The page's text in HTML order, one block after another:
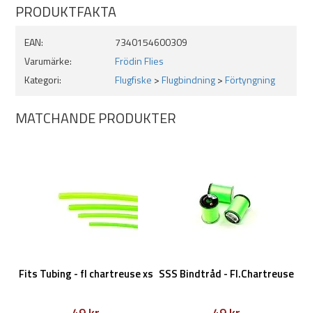
PRODUKTFAKTA
EAN:
7340154600309
Varumärke:
Frödin Flies
Kategori:
Flugfiske >Flugbindning>Förtyngning
MATCHANDE PRODUKTER
Fits Tubing - fl chartreuse xs SSS Bindtråd - Fl.Chartreuse